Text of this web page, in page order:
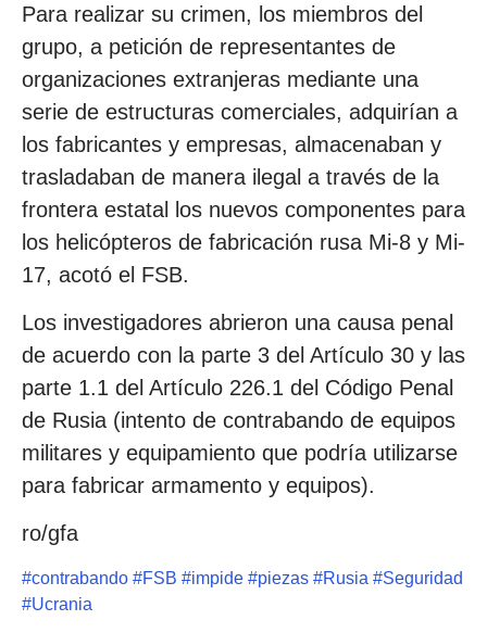
Para realizar su crimen, los miembros del
grupo, a petición de representantes de
organizaciones extranjeras mediante una
serie de estructuras comerciales, adquirían a
los fabricantes y empresas, almacenaban y
trasladaban de manera ilegal a través de la
frontera estatal los nuevos componentes para
los helicópteros de fabricación rusa Mi-8 y Mi-
17, acotó el FSB.
Los investigadores abrieron una causa penal
de acuerdo con la parte 3 del Artículo 30 y las
parte 1.1 del Artículo 226.1 del Código Penal
de Rusia (intento de contrabando de equipos
militares y equipamiento que podría utilizarse
para fabricar armamento y equipos).
ro/gfa
#contrabando #FSB #impide #piezas #Rusia #Seguridad
#Ucrania